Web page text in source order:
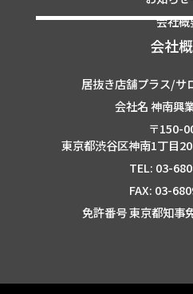
会社概
会社
居抜き店舗プラス/サ
会社名 神南興
〒150-
東京都渋谷区神南1丁目
TEL: 03-
FAX: 03-
免許番号 東京都知事